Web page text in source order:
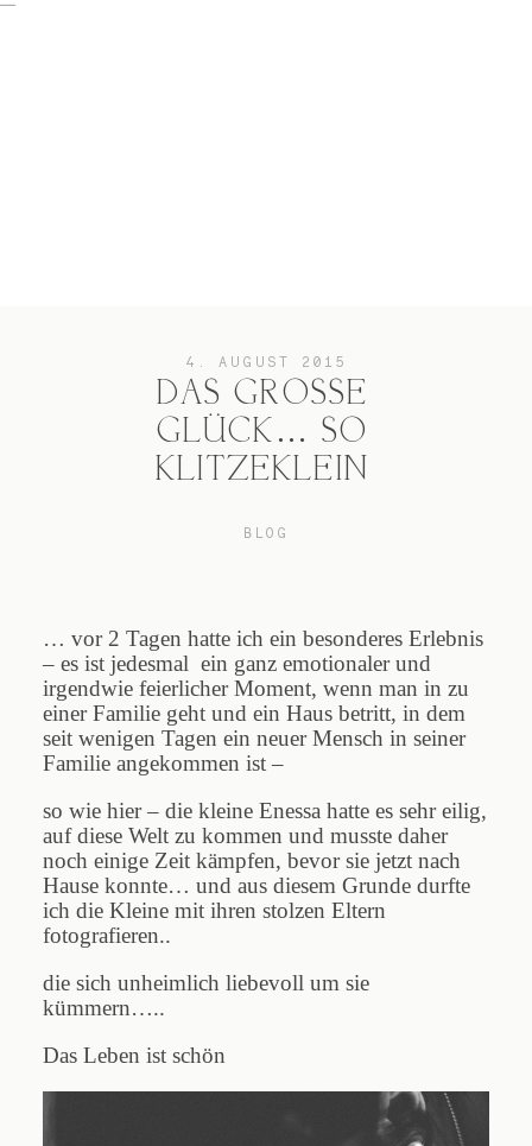
4. AUGUST 2015
DAS GROSSE
GLÜCK… SO
KLITZEKLEIN
BLOG
… vor 2 Tagen hatte ich ein besonderes Erlebnis
– es ist jedesmal ein ganz emotionaler und
irgendwie feierlicher Moment, wenn man in zu
einer Familie geht und ein Haus betritt, in dem
seit wenigen Tagen ein neuer Mensch in seiner
Familie angekommen ist –
so wie hier – die kleine Enessa hatte es sehr eilig,
auf diese Welt zu kommen und musste daher
noch einige Zeit kämpfen, bevor sie jetzt nach
Hause konnte… und aus diesem Grunde durfte
ich die Kleine mit ihren stolzen Eltern
fotografieren..
die sich unheimlich liebevoll um sie
kümmern…..
Das Leben ist schön
Infos / Preise
Impressum